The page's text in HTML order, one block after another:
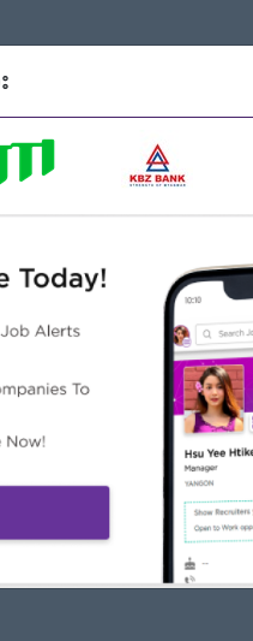
and other Excel
အခွင့်အလမ်းများ
promotion opportunity